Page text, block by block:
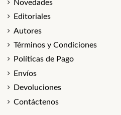
Novedades
Editoriales
Autores
Términos y Condiciones
Políticas de Pago
Envíos
Devoluciones
Contáctenos